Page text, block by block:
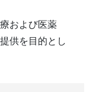
および医薬
供を目的とし